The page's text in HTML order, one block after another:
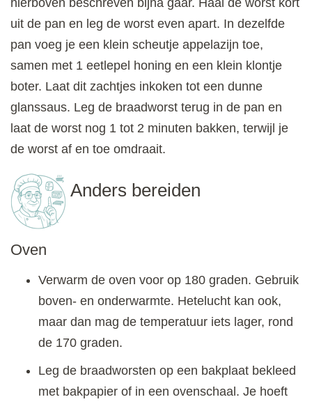
uit de pan en leg de worst even apart. In dezelfde
pan voeg je een klein scheutje appelazijn toe,
samen met 1 eetlepel honing en een klein klontje
boter. Laat dit zachtjes inkoken tot een dunne
glanssaus. Leg de braadworst terug in de pan en
laat de worst nog 1 tot 2 minuten bakken, terwijl je
de worst af en toe omdraait.
Anders bereiden
Oven
Verwarm de oven voor op 180 graden. Gebruik
boven- en onderwarmte. Hetelucht kan ook,
maar dan mag de temperatuur iets lager, rond
de 170 graden.
Leg de braadworsten op een bakplaat bekleed
met bakpapier of in een ovenschaal. Je hoeft